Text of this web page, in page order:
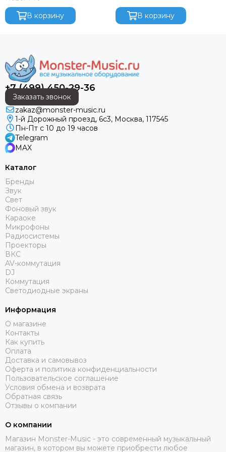
Audiorus
Audiophony
Behringer
Beyerdynamic
Bristage
Chamsys
CHAUVET
Clay Paky
CODE
Color Imagination
Coreat
Cordial
CRCBOX
Cree Led
Crown
CVGAUDIO
DAS AUDIO
dB Technologies
DBX
DIALighting
DieHard
DiGiCo
DJ POWER
Dynacord
ECO
Eighteen Sound
Evolution
ELECTRO-VOICE
Exell
FBT
FBW
FOCUSRITE
FINE ART
В корзину
В корзину
+7 (499) 450-29-36
Заказать звонок
zakaz@monster-music.ru
1-й Дорожный проезд, 6с3, Москва, 117545
Пн-Пт с 10 до 19 часов
Telegram
MAX
Каталог
Бренды
Звук
Свет
Фоновый звук
Караоке
Микрофоны
Радиосистемы
Проекторы
ВКС
AV-коммутация
DJ
Коммутация
Светодиодные экраны
Информация
О магазине
Контакты
Как купить
Оплата
Доставка и самовывоз
Оферта и политика конфиденциальности
Пользовательское соглашение
Условия обмена и возврата
Обратная связь
Отзывы о компании
О компании
Магазин Monster-Music - это современный музыкальный
магазин, в котором вы можете приобрести любое